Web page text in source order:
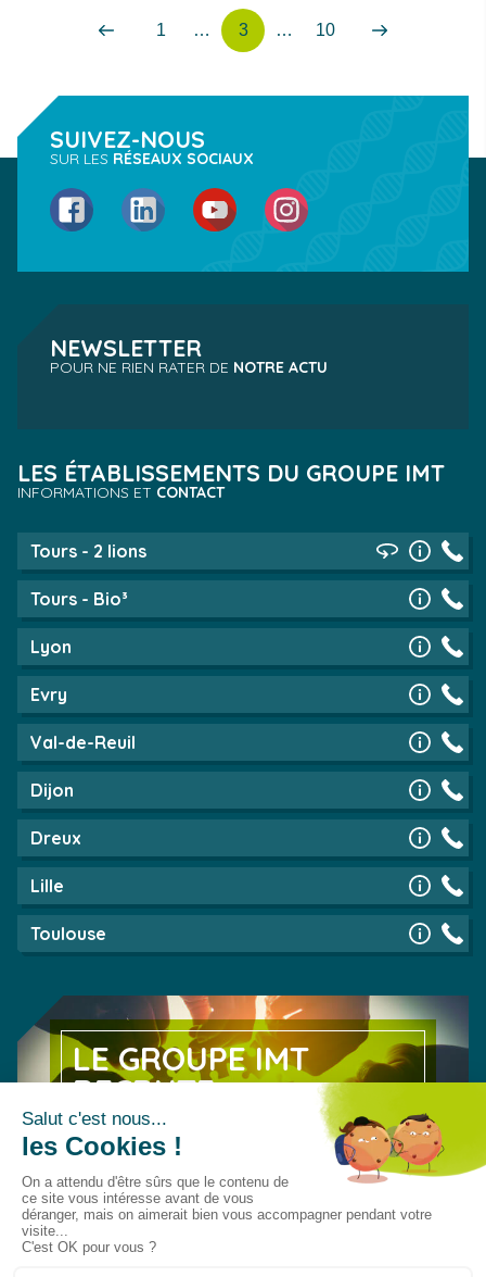
1 …
Page
3 … 10
SUIVEZ-NOUS
SUR LES RÉSEAUX SOCIAUX
FacebookLinkedIn YouTube Instagram
NEWSLETTER
POUR NE RIEN RATER DE NOTRE ACTU
LES ÉTABLISSEMENTS DU GROUPE IMT
INFORMATIONS ET CONTACT
Tours - 2 lions
Tours - Bio³
Lyon
Evry
Val-de-Reuil
Dijon
Dreux
Lille
Toulouse
LE GROUPE IMT
RECRUTE
Découvrez nos offres d’emploi